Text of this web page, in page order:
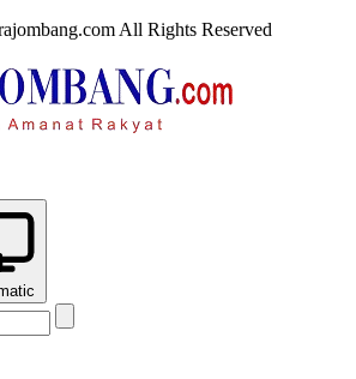
All Rights Reserved